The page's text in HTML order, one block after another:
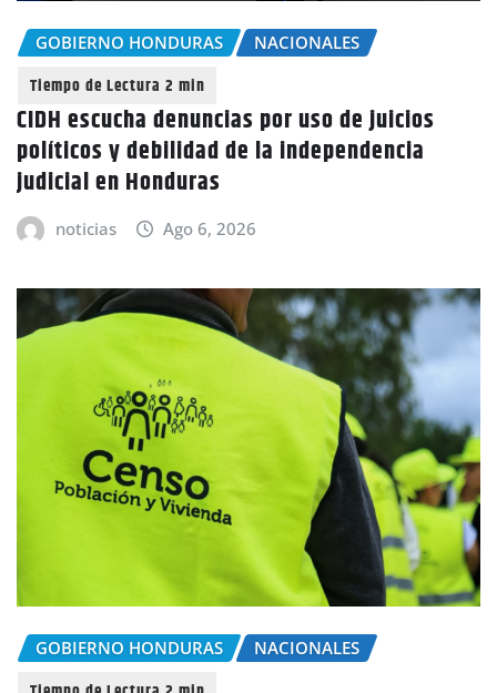
GOBIERNO HONDURAS NACIONALES
CIDH escucha denuncias por uso de juicios
políticos y debilidad de la independencia
judicial en Honduras
noticias Ago 6, 2026
GOBIERNO HONDURAS NACIONALES